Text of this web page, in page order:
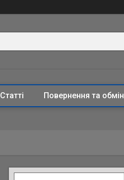
Статті Повернення та обмін